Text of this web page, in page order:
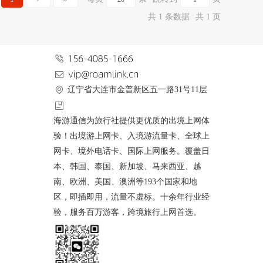
共 1 条数据
共 1 页
辽宁省大连市金普新区五一路31号11层
海游通信为旅行社提供更优质的出境上网体
验！出境游上网卡、入境游流量卡、全球上
网卡、境外电话卡、国际上网服务。覆盖日
本、韩国、泰国、新加坡、马来西亚、越
南、欧洲、美国、澳洲等193个国家和地
区，即插即用，流量不虚标。十余年行业经
验，服务百万游客，跨境旅行上网首选。